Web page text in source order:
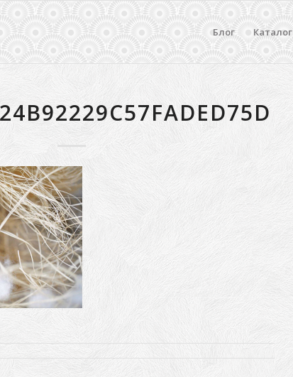
Блог Каталог